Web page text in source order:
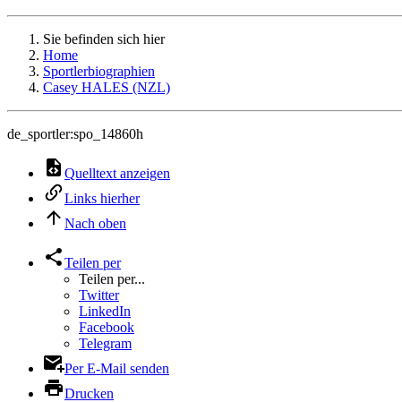
Sie befinden sich hier
Home
Sportlerbiographien
Casey HALES (NZL)
de_sportler:spo_14860h
Quelltext anzeigen
Links hierher
Nach oben
Teilen per
Teilen per...
Twitter
LinkedIn
Facebook
Telegram
Per E-Mail senden
Drucken